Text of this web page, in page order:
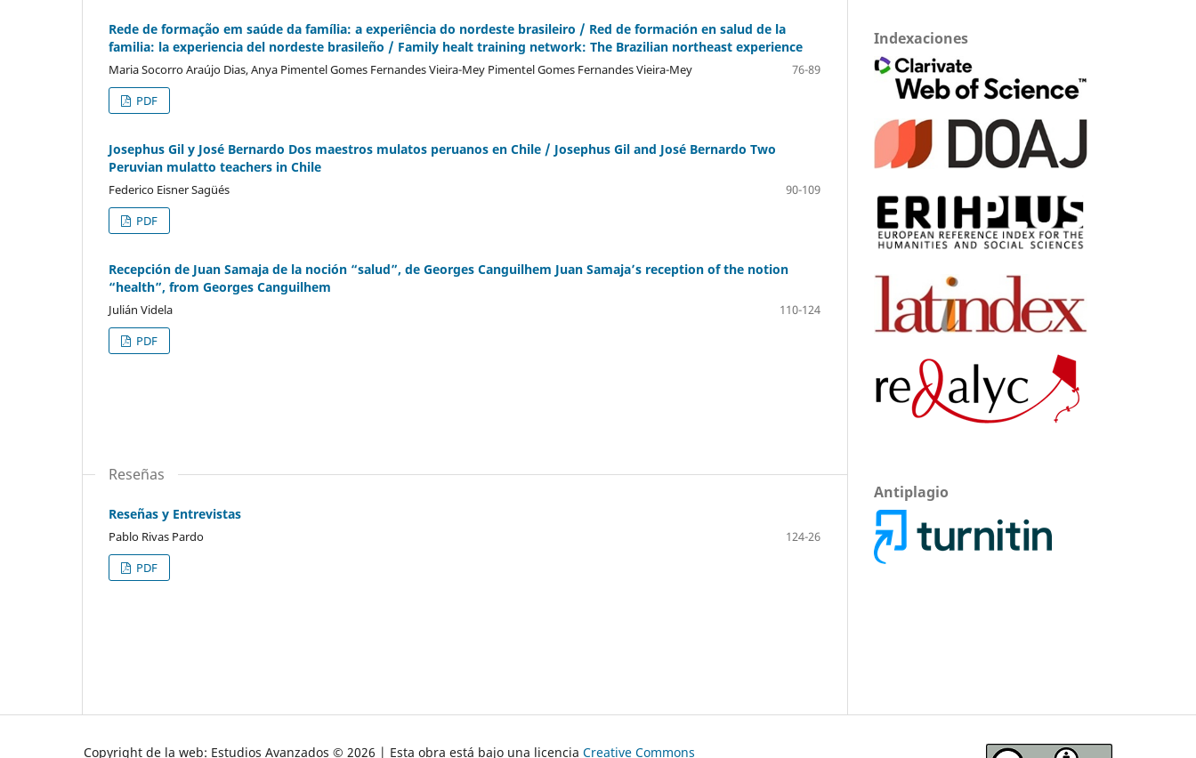
Rede de formação em saúde da família: a experiência do nordeste brasileiro / Red de formación en salud de la
familia: la experiencia del nordeste brasileño / Family healt training network: The Brazilian northeast experience
Maria Socorro Araújo Dias, Anya Pimentel Gomes Fernandes Vieira-Mey Pimentel Gomes Fernandes Vieira-Mey
76-89
PDF
Josephus Gil y José Bernardo Dos maestros mulatos peruanos en Chile / Josephus Gil and José Bernardo Two
Peruvian mulatto teachers in Chile
Federico Eisner Sagüés
90-109
PDF
Recepción de Juan Samaja de la noción “salud”, de Georges Canguilhem Juan Samaja’s reception of the notion
“health”, from Georges Canguilhem
Julián Videla
110-124
PDF
Reseñas
Reseñas y Entrevistas
Pablo Rivas Pardo
124-26
PDF
Indexaciones
Antiplagio
Copyright de la web: Estudios Avanzados © 2026 | Esta obra está bajo una licencia Creative Commons